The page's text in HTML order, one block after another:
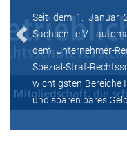
Seit dem 1. Januar
Sachsen e.V.
dem Unternehmer-
Spezial-Straf-
wichtigsten Bereiche
und sparen bares
Previous